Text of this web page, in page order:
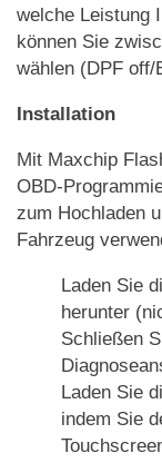
welche Leistung
können Sie
wählen (DPF off/
Installation
Mit Maxchip
OBD-
zum Hochladen
Fahrzeug
Laden Sie
herunter
Schließen
Laden Sie
indem Sie